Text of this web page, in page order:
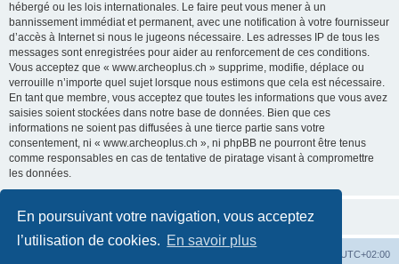
En poursuivant votre navigation, vous acceptez
l’utilisation de cookies. En savoir plus
hébergé ou les lois internationales. Le faire peut vous mener à un
bannissement immédiat et permanent, avec une notification à votre fournisseur
d’accès à Internet si nous le jugeons nécessaire. Les adresses IP de tous les
messages sont enregistrées pour aider au renforcement de ces conditions.
Vous acceptez que « www.archeoplus.ch » supprime, modifie, déplace ou
verrouille n’importe quel sujet lorsque nous estimons que cela est nécessaire.
En tant que membre, vous acceptez que toutes les informations que vous avez
saisies soient stockées dans notre base de données. Bien que ces
informations ne soient pas diffusées à une tierce partie sans votre
consentement, ni « www.archeoplus.ch », ni phpBB ne pourront être tenus
comme responsables en cas de tentative de piratage visant à compromettre
les données.
UTC+02:00